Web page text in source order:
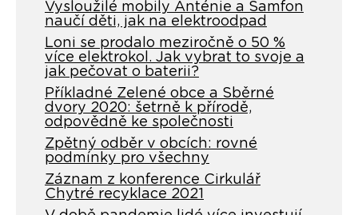
Vysloužilé mobily Anténie a Samfon
naučí děti, jak na elektroodpad
Loni se prodalo meziročně o 50 %
více elektrokol. Jak vybrat to svoje a
jak pečovat o baterii?
Příkladné Zelené obce a Sběrné
dvory 2020: šetrně k přírodě,
odpovědně ke společnosti
Zpětný odběr v obcích: rovné
podmínky pro všechny
Záznam z konference Cirkulář
Chytré recyklace 2021